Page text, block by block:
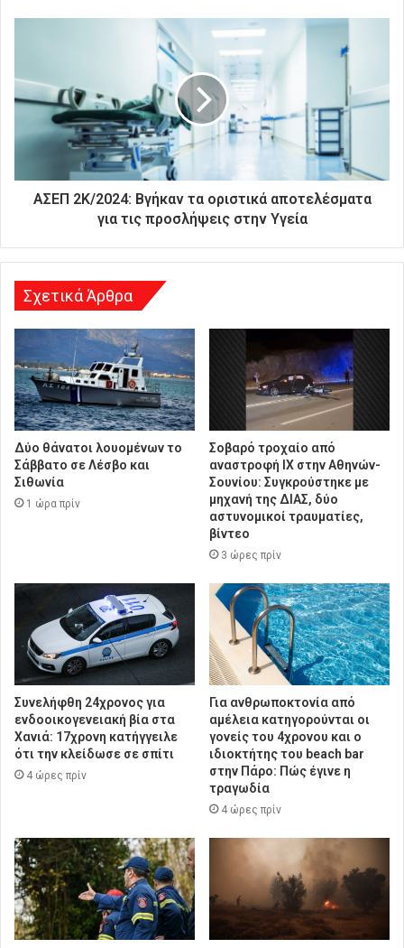
α
ς
ι
σ
ΑΣΕΠ 2Κ/2024: Βγήκαν τα οριστικά αποτελέσματα
για τις προσλήψεις στην Υγεία
Σχετικά Άρθρα
Δύο θάνατοι λουομένων το
Σάββατο σε Λέσβο και
Σιθωνία
1 ώρα πρίν
Σοβαρό τροχαίο από
αναστροφή ΙΧ στην Αθηνών-
Σουνίου: Συγκρούστηκε με
μηχανή της ΔΙΑΣ, δύο
αστυνομικοί τραυματίες,
βίντεο
3 ώρες πρίν
Συνελήφθη 24χρονος για
ενδοοικογενειακή βία στα
Χανιά: 17χρονη κατήγγειλε
ότι την κλείδωσε σε σπίτι
4 ώρες πρίν
Για ανθρωποκτονία από
αμέλεια κατηγορούνται οι
γονείς του 4χρονου και ο
ιδιοκτήτης του beach bar
στην Πάρο: Πώς έγινε η
τραγωδία
4 ώρες πρίν